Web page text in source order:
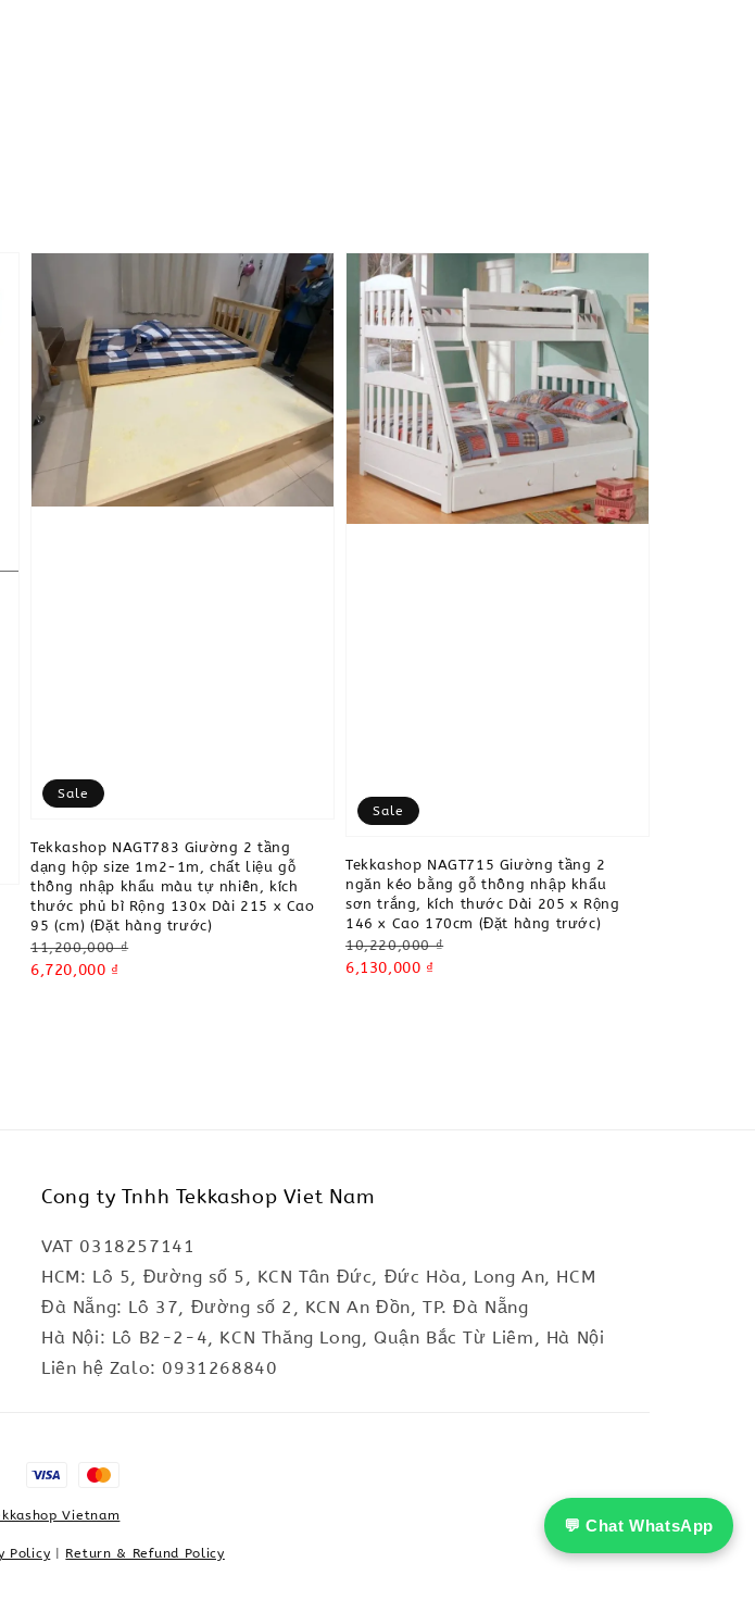
Sale
Tekkashop NAGT783 Giường 2 tầng
dạng hộp size 1m2-1m, chất liệu gỗ
thông nhập khẩu màu tự nhiên, kích
thước phủ bì Rộng 130x Dài 215 x Cao
95 (cm) (Đặt hàng trước)
Regular
price
11,200,000 ₫
Sale
6,720,000 ₫
Sale
Tekkashop NAGT715 Giường tầng 2
ngăn kéo bằng gỗ thông nhập khẩu
sơn trắng, kích thước Dài 205 x Rộng
146 x Cao 170cm (Đặt hàng trước)
Regular
price
10,220,000 ₫
Sale
6,130,000 ₫
Cong ty Tnhh Tekkashop Viet Nam
VAT 0318257141
HCM: Lô 5, Đường số 5, KCN Tân Đức, Đức Hòa, Long An, HCM
Đà Nẵng: Lô 37, Đường số 2, KCN An Đồn, TP. Đà Nẵng
Hà Nội: Lô B2-2-4, KCN Thăng Long, Quận Bắc Từ Liêm, Hà Nội
Liên hệ Zalo: 0931268840
Vietnam
Policy Return & Refund Policy
💬 Chat WhatsApp